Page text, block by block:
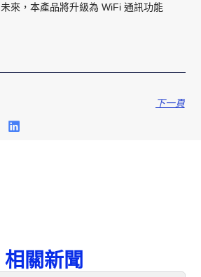
來，本產品將升級為 WiFi 通訊功能
下一頁
相關新聞